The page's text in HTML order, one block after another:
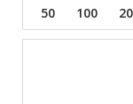
50
100